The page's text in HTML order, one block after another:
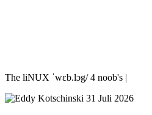
The liNUX ˈwɛb.lɔg/ 4 noob's |
31 Juli 2026